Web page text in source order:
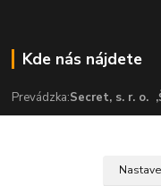
Kde nás nájdete
Prevádzka:Secret, s. r. o.